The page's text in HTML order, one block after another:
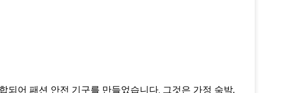
어 패션 안전 기구를 만들었습니다. 그것은 가정 숙박,